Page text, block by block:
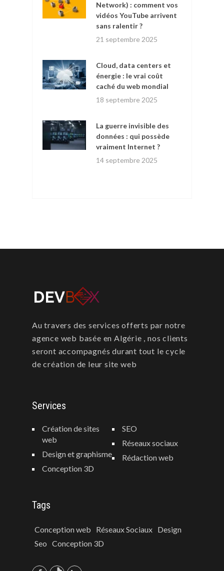
Network) : comment vos
vidéos YouTube arrivent
sans ralentir ?
21 septembre 2025
Cloud, data centers et
énergie : le vrai coût
caché du web mondial
18 septembre 2025
La guerre invisible des
données : qui possède
vraiment Internet ?
14 septembre 2025
Au travers des services offerts par notre
agence web basée en Algérie , nos clients
seront accompagnés durant tout le cycle
de création de leur site web
Services
Création de sites
web
Design et graphisme
Conception 3D
SEO
Réseaux sociaux
Rédaction web
Tags
Conception web Réseaux Sociaux Design
Seo Conception 3D